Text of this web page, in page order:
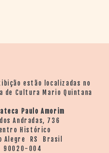
estão localizadas no
de Cultura Mario Quintana
Paulo Amorim
Andradas, 736
Histórico
Alegre RS Brasil
90020-004